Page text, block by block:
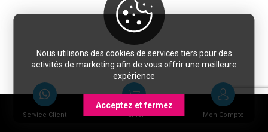
Service Client Panier Mon Compte
Nous utilisons des cookies de services tiers pour des
activités de marketing afin de vous offrir une meilleure
expérience
Acceptez et fermez